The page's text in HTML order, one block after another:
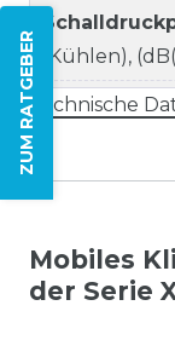
ZUM RATGEBER
(Kühlen),
Technische
Mobiles
der Serie